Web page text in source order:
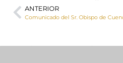
ANTERIOR